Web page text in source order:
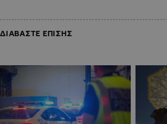
ΔΙΑΒΑΣΤΕ ΕΠΙΣΗΣ